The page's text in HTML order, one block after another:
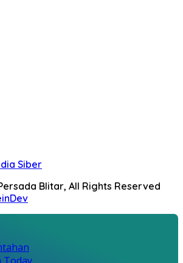
Siber
Blitar, All Rights Reserved